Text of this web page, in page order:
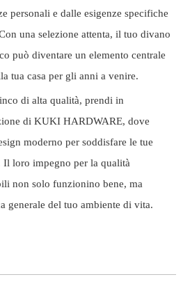
personali e dalle esigenze specifiche
una selezione attenta, il tuo divano
può diventare un elemento centrale
tua casa per gli anni a venire.
di alta qualità, prendi in
di KUKI HARDWARE, dove
moderno per soddisfare le tue
Il loro impegno per la qualità
non solo funzionino bene, ma
generale del tuo ambiente di vita.